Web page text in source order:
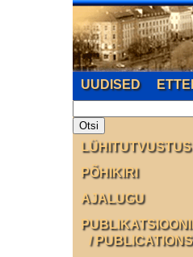
UUDISED
LÜHITUTVUSTUS
PÕHIKIRI
AJALUGU
/ PUBLICATIONS